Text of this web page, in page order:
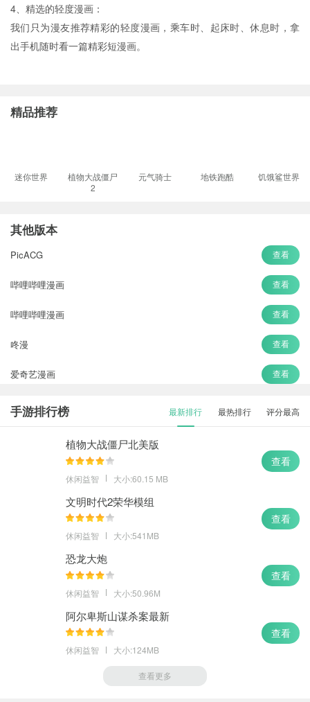
4、精选的轻度漫画：
我们只为漫友推荐精彩的轻度漫画，乘车时、起床时、休息时，拿
出手机随时看一篇精彩短漫画。
精品推荐
迷你世界
植物大战僵尸
2
元气骑士 地铁跑酷 饥饿鲨世界
其他版本
PicACG 查看
哔哩哔哩漫画 查看
哔哩哔哩漫画 查看
咚漫 查看
爱奇艺漫画 查看
虾漫app
手游排行榜 最新排行 最热排行 评分最高
植物大战僵尸北美版
休闲益智 大小:60.15 MB
查看
文明时代2荣华模组
休闲益智 大小:541MB
查看
恐龙大炮
休闲益智 大小:50.96M
查看
阿尔卑斯山谋杀案最新
休闲益智 大小:124MB
查看
查看更多